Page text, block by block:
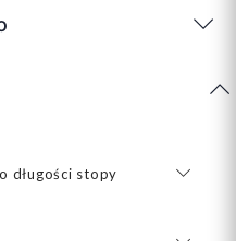
długości stopy